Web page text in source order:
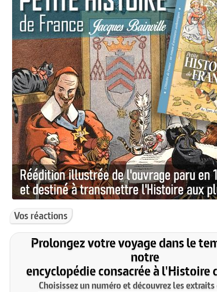
Vos réactions
Prolongez votre voyage dans le
notre
encyclopédie consacrée à l'Histoire
Choisissez un numéro et découvrez les